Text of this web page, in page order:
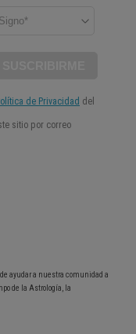
ayudar a nuestra comunidad a
de la Astrología, la